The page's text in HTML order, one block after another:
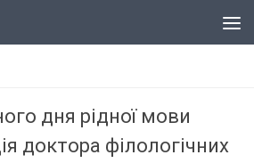
дня рідної мови
доктора філологічних